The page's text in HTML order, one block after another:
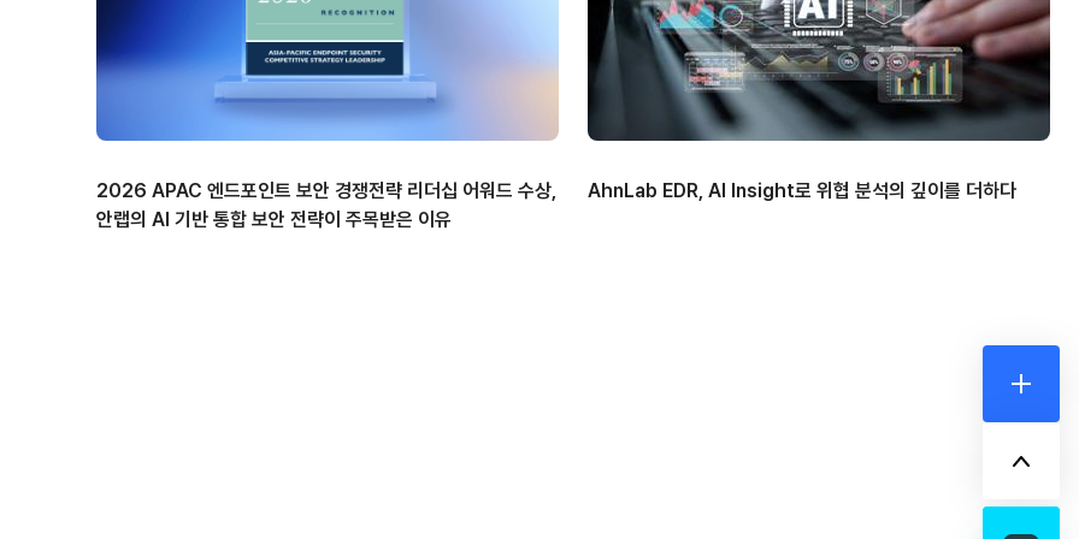
더보기
위로
2026 APAC 엔드포인트 보안 경쟁전략 리더십 어워드 수상,
안랩의 AI 기반 통합 보안 전략이 주목받은 이유
AhnLab EDR, AI Insight로 위협 분석의 깊이를 더하다